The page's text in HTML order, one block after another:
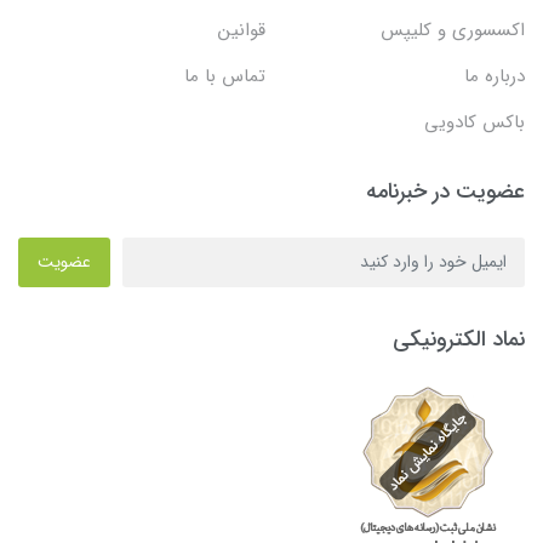
اکسسوری و کلیپس
قوانین
درباره ما
تماس با ما
باکس کادویی
عضویت در خبرنامه
عضویت
نماد الکترونیکی